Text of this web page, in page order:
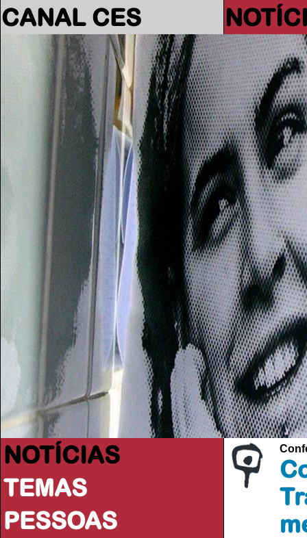
CANAL CES
NOTÍCIAS
TEMAS
PESSOAS